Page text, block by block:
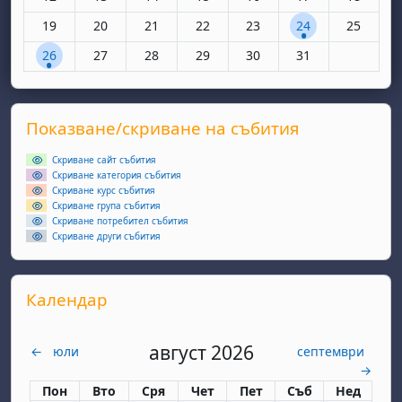
Няма събития, понеделник, 19 януари
19 Няма събития, вторник, 20 януари
20 Няма събития, сряда, 21 януари
21 Няма събития, четвъртък, 22
22 Няма събития, петък, 23
23 1 събитие,
24 Няма
25
1 събитие, понеделник, 26 януари
26 Няма събития, вторник, 27 януари
27 Няма събития, сряда, 28 януари
28 Няма събития, четвъртък, 29
29 Няма събития, петък, 30
30 Няма събития,
31
Supplementary blocks
Прескочи Показване/скриване на събития
Показване/скриване на събития
Скриване сайт събития
Скриване категория събития
Скриване курс събития
Скриване група събития
Скриване потребител събития
Скриване други събития
Прескочи Календар
Календар
← юли август 2026
септември
→
Понеделник
Пон вторник
Вто сряда
Сря четвъртък
Чет петък
Пет събота
Съб неделя
Нед